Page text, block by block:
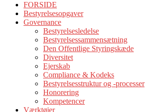
FORSIDE
Bestyrelsesopgaver
Governance
Bestyrelsesledelse
Bestyrelsessammensætning
Den Offentlige Styringskæde
Diversitet
Ejerskab
Compliance & Kodeks
Bestyrelsesstruktur og -processer
Honorering
Kompetencer
Værktøjer